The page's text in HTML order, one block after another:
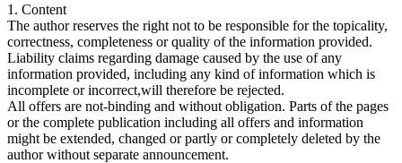
1. Content
The author reserves the right not to be responsible for the topicality,
correctness, completeness or quality of the information provided.
Liability claims regarding damage caused by the use of any
information provided, including any kind of information which is
incomplete or incorrect,will therefore be rejected.
All offers are not-binding and without obligation. Parts of the pages
or the complete publication including all offers and information
might be extended, changed or partly or completely deleted by the
author without separate announcement.